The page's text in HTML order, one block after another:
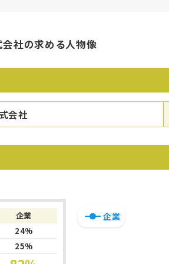
社の求める人物像
会社
企業
24%
25%
企業